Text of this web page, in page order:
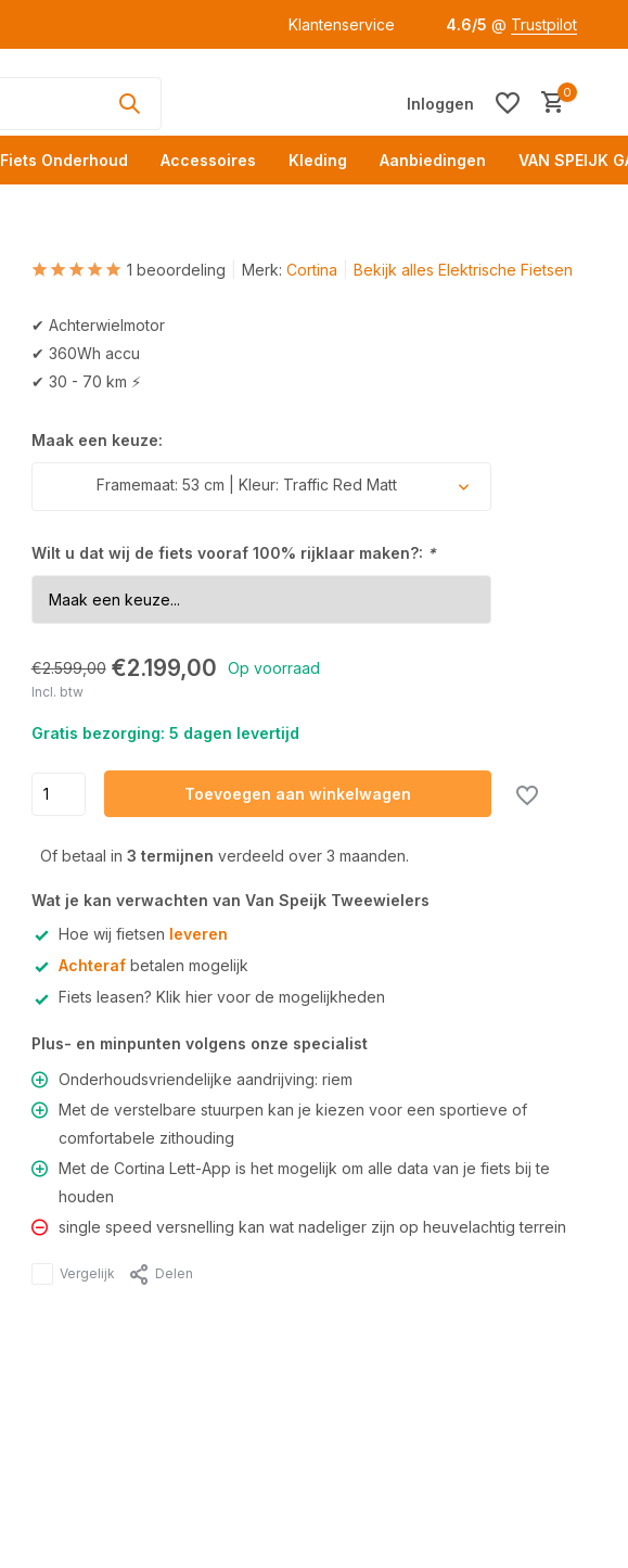
Klantenservice 4.6/5 @ Trustpilot
Inloggen
0
Fiets Onderhoud Accessoires Kleding Aanbiedingen VAN SPEIJK
1 beoordeling Merk: Cortina Bekijk alles Elektrische Fietsen
✔ Achterwielmotor
✔ 360Wh accu
✔ 30 - 70 km ⚡
Maak een keuze:
Framemaat: 53 cm | Kleur: Traffic Red Matt
Wilt u dat wij de fiets vooraf 100% rijklaar maken?: *
€2.599,00 €2.199,00 Op voorraad
Incl. btw
Gratis bezorging: 5 dagen levertijd
Toevoegen aan winkelwagen
Of betaal in 3 termijnen verdeeld over 3 maanden.
Wat je kan verwachten van Van Speijk Tweewielers
Hoe wij fietsen leveren
Achterafbetalen mogelijk
Fiets leasen? Klik hier voor de mogelijkheden
Plus- en minpunten volgens onze specialist
Onderhoudsvriendelijke aandrijving: riem
Met de verstelbare stuurpen kan je kiezen voor een sportieve of
comfortabele zithouding
Met de Cortina Lett-App is het mogelijk om alle data van je fiets bij te
houden
single speed versnelling kan wat nadeliger zijn op heuvelachtig terrein
Vergelijk Delen